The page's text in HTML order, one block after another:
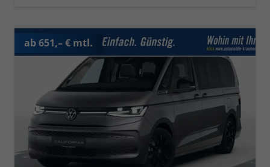
ab 651,– € mtl.